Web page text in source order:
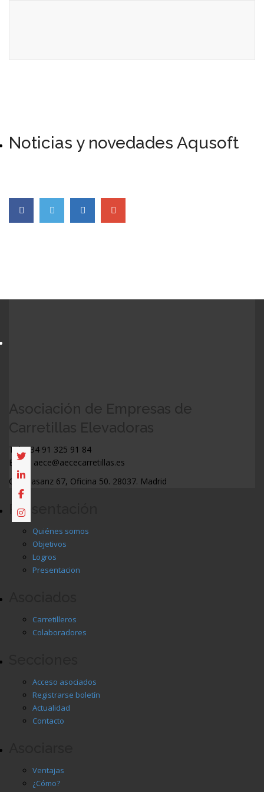
Noticias y novedades Aqusoft
Asociación de Empresas de
Carretillas Elevadoras
Tel: +34 91 325 91 84
Email: aece@aececarretillas.es
C/ Albasanz 67, Oficina 50. 28037. Madrid
Presentación
Quiénes somos
Objetivos
Logros
Presentacion
Carretilleros
Colaboradores
Acceso asociados
Registrarse boletín
Actualidad
Contacto
Ventajas
¿Cómo?